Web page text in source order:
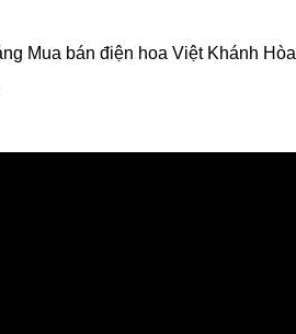
Mua bán điện hoa Việt Khánh Hòa